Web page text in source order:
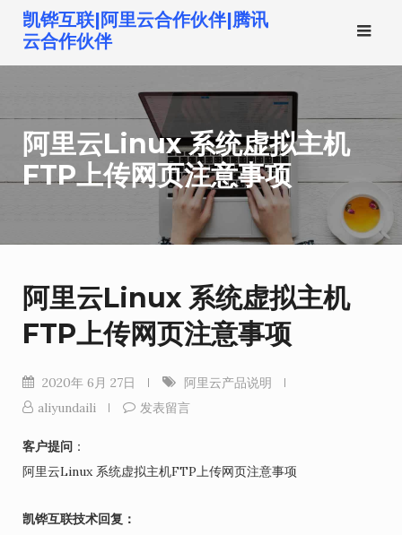
到
凯铧互联|阿里云合作伙伴|腾讯
云合作伙伴
阿里云Linux 系统虚拟主机
FTP上传网页注意事项
阿里云Linux 系统虚拟主机
FTP上传网页注意事项
2020年 6月 27日
阿里云产品说明
aliyundaili
发表留言
客户提问 ：
阿里云Linux 系统虚拟主机FTP上传网页注意事项
凯铧互联技术回复：